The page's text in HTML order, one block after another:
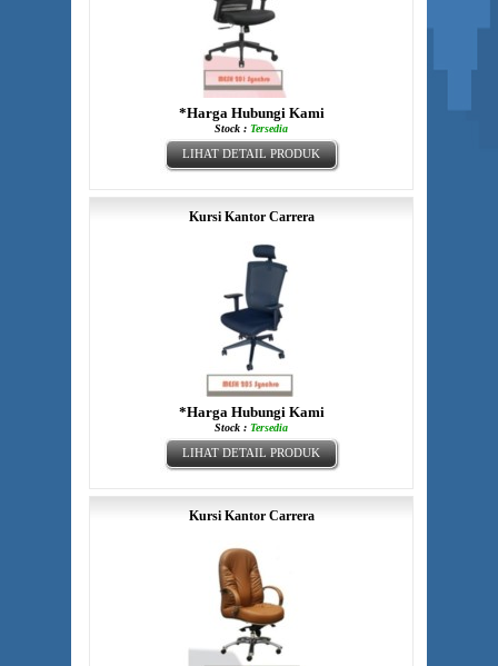
*Harga Hubungi Kami
Stock : Tersedia
LIHAT DETAIL PRODUK
Kursi Kantor Carrera
*Harga Hubungi Kami
Stock : Tersedia
LIHAT DETAIL PRODUK
Kursi Kantor Carrera